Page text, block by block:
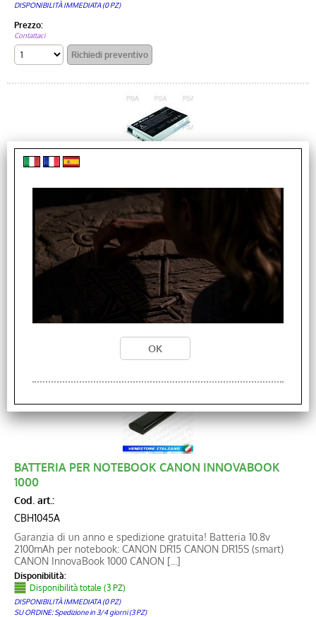
DISPONIBILITÀ IMMEDIATA (0 PZ)
Prezzo:
Contattaci
8100
Cod. art.:
65.K0104.001
Garanzia di un anno e spedizione gratuita! Batteria per
notebook: benq JOYBOOK 8000 Codici alternativi: 65-K0104-001
Disponibilità:
BATTERIA PER NOTEBOOK CANON INNOVABOOK
1000
Cod. art.:
CBH1045A
Garanzia di un anno e spedizione gratuita! Batteria 10.8v
2100mAh per notebook: CANON DR15 CANON DR15S (smart)
CANON InnovaBook 1000 CANON [...]
Disponibilità:
Disponibilità totale (3 PZ)
DISPONIBILITÀ IMMEDIATA (0 PZ)
SU ORDINE: Spedizione in 3/4 giorni (3 PZ)